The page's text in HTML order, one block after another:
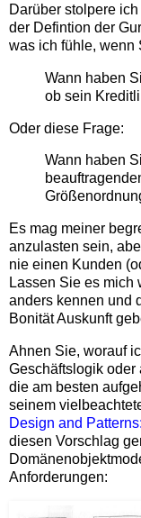
Darüber stolpere
der Defintion der
was ich fühle, wenn
Wann haben
ob sein
Oder diese Frage:
Wann haben
Es mag meiner
anzulasten sein,
nie einen Kunden
Lassen Sie es mich
anders kennen und
Bonität Auskunft
Ahnen Sie, worauf
Geschäftslogik
die am besten
seinem
Design and
diesen Vorschlag
Anforderungen: